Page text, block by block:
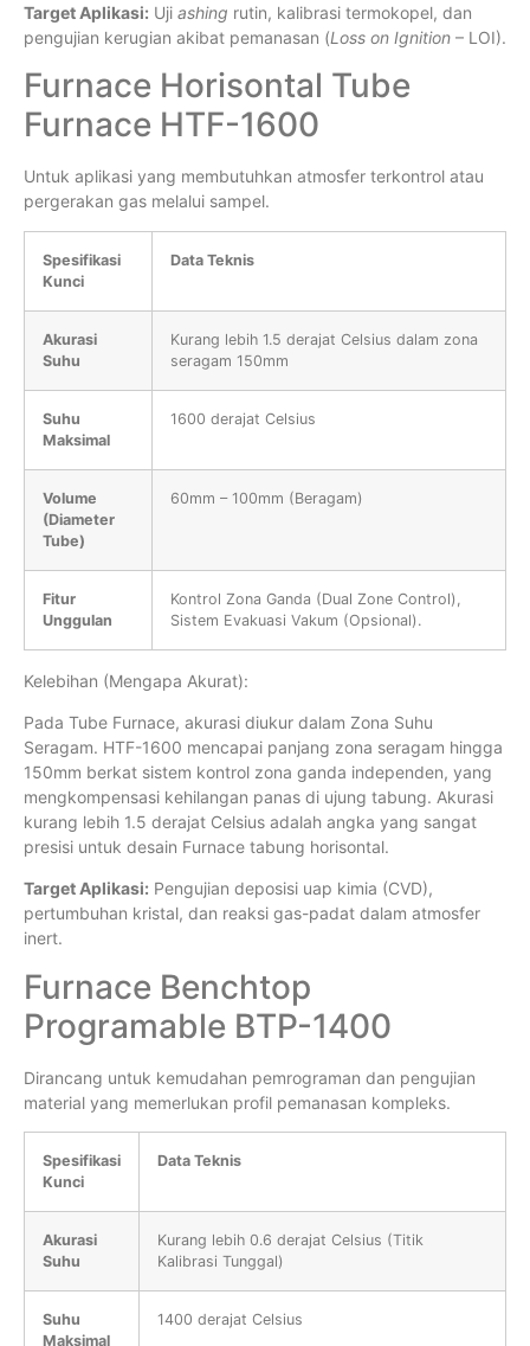
Target Aplikasi: Uji ashing rutin, kalibrasi termokopel, dan
pengujian kerugian akibat pemanasan (Loss on Ignition – LOI).
Furnace Horisontal Tube
Furnace HTF-1600
Untuk aplikasi yang membutuhkan atmosfer terkontrol atau
pergerakan gas melalui sampel.
Spesifikasi
Kunci
Data Teknis
Akurasi
Suhu
Kurang lebih 1.5 derajat Celsius dalam zona
seragam 150mm
Suhu
Maksimal
1600 derajat Celsius
Volume
(Diameter
Tube)
60mm – 100mm (Beragam)
Fitur
Unggulan
Kontrol Zona Ganda (Dual Zone Control),
Sistem Evakuasi Vakum (Opsional).
Kelebihan (Mengapa Akurat):
Pada Tube Furnace, akurasi diukur dalam Zona Suhu
Seragam. HTF-1600 mencapai panjang zona seragam hingga
150mm berkat sistem kontrol zona ganda independen, yang
mengkompensasi kehilangan panas di ujung tabung. Akurasi
kurang lebih 1.5 derajat Celsius adalah angka yang sangat
presisi untuk desain Furnace tabung horisontal.
Target Aplikasi: Pengujian deposisi uap kimia (CVD),
pertumbuhan kristal, dan reaksi gas-padat dalam atmosfer
inert.
Furnace Benchtop
Programable BTP-1400
Dirancang untuk kemudahan pemrograman dan pengujian
material yang memerlukan profil pemanasan kompleks.
Spesifikasi
Kunci
Data Teknis
Akurasi
Suhu
Kurang lebih 0.6 derajat Celsius (Titik
Kalibrasi Tunggal)
Suhu
Maksimal
1400 derajat Celsius